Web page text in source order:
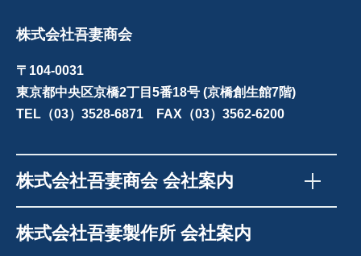
株式会社吾妻商会
〒104-0031
東京都中央区京橋2丁目5番18号 (京橋創生館7階)
TEL（03）3528-6871 FAX（03）3562-6200
株式会社吾妻商会 会社案内
株式会社吾妻製作所 会社案内